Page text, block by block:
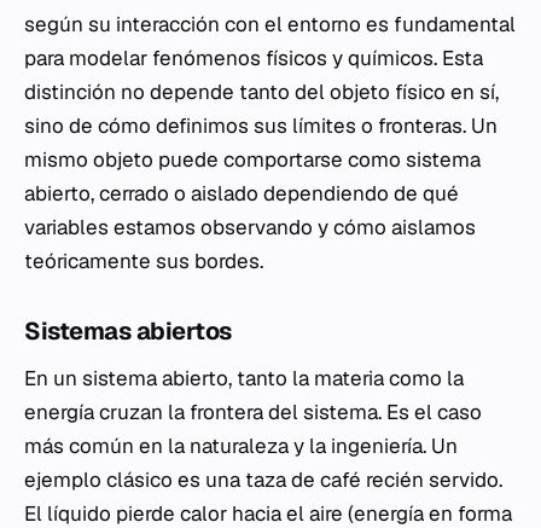
según su interacción con el entorno es fundamental
para modelar fenómenos físicos y químicos. Esta
distinción no depende tanto del objeto físico en sí,
sino de cómo definimos sus límites o fronteras. Un
mismo objeto puede comportarse como sistema
abierto, cerrado o aislado dependiendo de qué
variables estamos observando y cómo aislamos
teóricamente sus bordes.
Sistemas abiertos
En un sistema abierto, tanto la materia como la
energía cruzan la frontera del sistema. Es el caso
más común en la naturaleza y la ingeniería. Un
ejemplo clásico es una taza de café recién servido.
El líquido pierde calor hacia el aire (energía en forma